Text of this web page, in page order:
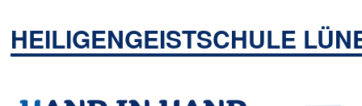
springen
HEILIGENGEISTSCHULE